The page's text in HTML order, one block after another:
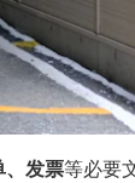
、发票等必要